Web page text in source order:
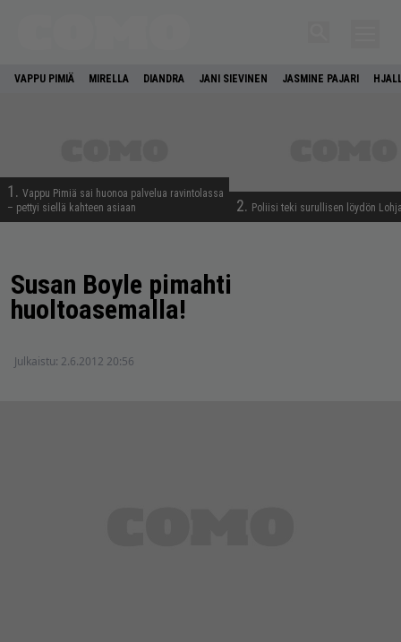
VAPPU PIMIÄ MIRELLA DIANDRA JANI SIEVINEN JASMINE PAJARI
1. Vappu Pimiä sai huonoa palvelua ravintolassa
– pettyi siellä kahteen asiaan
2. Poliisi teki surullisen löydön
Susan Boyle pimahti
huoltoasemalla!
Julkaistu: 2.6.2012 20:56